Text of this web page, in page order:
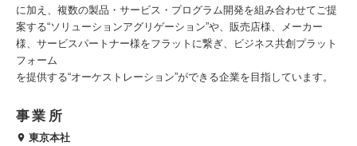
に加え、複数の製品・サービス・プログラム開発を組み合わせてご提
案する“ソリューションアグリゲーション”や、販売店様、メーカー
様、サービスパートナー様をフラットに繋ぎ、ビジネス共創プラット
フォーム
を提供する“オーケストレーション”ができる企業を目指しています。
事業所
東京本社